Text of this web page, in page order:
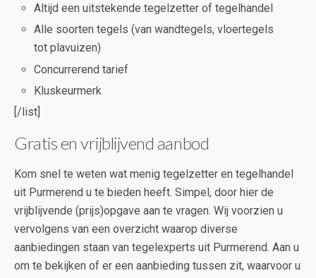
Altijd een uitstekende tegelzetter of tegelhandel
Alle soorten tegels (van wandtegels, vloertegels
tot plavuizen)
Concurrerend tarief
Kluskeurmerk
[/list]
Gratis en vrijblijvend aanbod
Kom snel te weten wat menig tegelzetter en tegelhandel
uit Purmerend u te bieden heeft. Simpel, door hier de
vrijblijvende (prijs)opgave aan te vragen. Wij voorzien u
vervolgens van een overzicht waarop diverse
aanbiedingen staan van tegelexperts uit Purmerend. Aan u
om te bekijken of er een aanbieding tussen zit, waarvoor u